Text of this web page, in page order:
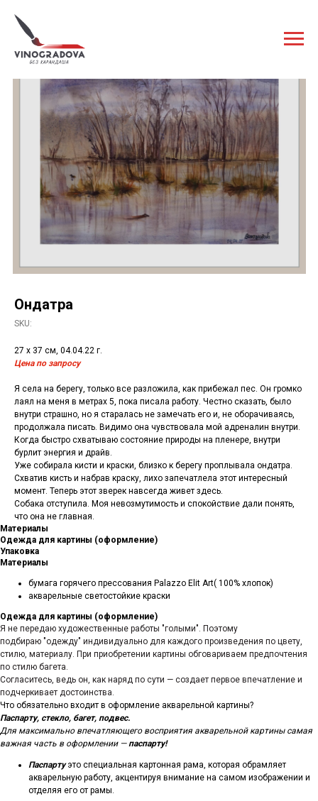
Ондатра
SKU:
27 x 37 см, 04.04.22 г.
Цена по запросу
Я села на берегу, только все разложила, как прибежал пес. Он громко
лаял на меня в метрах 5, пока писала работу. Честно сказать, было
внутри страшно, но я старалась не замечать его и, не оборачиваясь,
продолжала писать. Видимо она чувствовала мой адреналин внутри.
Когда быстро схватываю состояние природы на пленере, внутри
бурлит энергия и драйв.
Уже собирала кисти и краски, близко к берегу проплывала ондатра.
Схватив кисть и набрав краску, лихо запечатлела этот интересный
момент. Теперь этот зверек навсегда живет здесь.
Собака отступила. Моя невозмутимость и спокойствие дали понять,
что она не главная.
Материалы
Одежда для картины (оформление)
Упаковка
Материалы
бумага горячего прессования Palazzo Elit Art( 100% хлопок)
акварельные светостойкие краски
Одежда для картины (оформление)
Я не передаю художественные работы "голыми". Поэтому
подбираю "одежду" индивидуально для каждого произведения по цвету,
стилю, материалу. При приобретении картины обговариваем предпочтения
по стилю багета.
Согласитесь, ведь он, как наряд по сути — создает первое впечатление и
подчеркивает достоинства.
Что обязательно входит в оформление акварельной картины?
Паспарту, стекло, багет, подвес.
Для максимально впечатляющего восприятия акварельной картины самая
важная часть в оформлении —паспарту!
Паспартуэто специальная картонная рама, которая обрамляет
акварельную работу, акцентируя внимание на самом изображении и
отделяя его от рамы.